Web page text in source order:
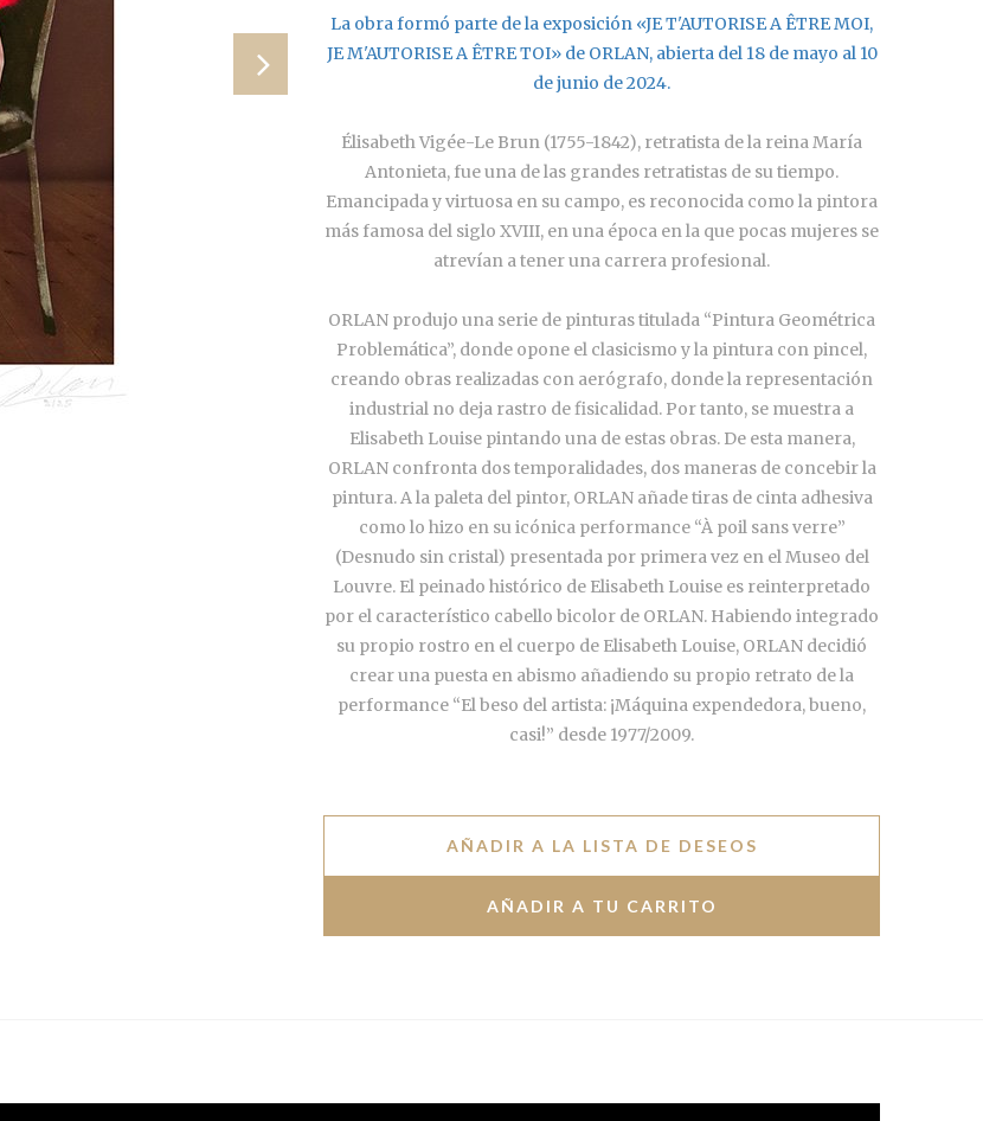
La obra formó parte de la exposición «JE T'AUTORISE A ÊTRE MOI,
JE M'AUTORISE A ÊTRE TOI» de ORLAN, abierta del 18 de mayo al 10
de junio de 2024.
Élisabeth Vigée-Le Brun (1755-1842), retratista de la reina María
Antonieta, fue una de las grandes retratistas de su tiempo.
Emancipada y virtuosa en su campo, es reconocida como la pintora
más famosa del siglo XVIII, en una época en la que pocas mujeres se
atrevían a tener una carrera profesional.
ORLAN produjo una serie de pinturas titulada “Pintura Geométrica
Problemática”, donde opone el clasicismo y la pintura con pincel,
creando obras realizadas con aerógrafo, donde la representación
industrial no deja rastro de fisicalidad. Por tanto, se muestra a
Elisabeth Louise pintando una de estas obras. De esta manera,
ORLAN confronta dos temporalidades, dos maneras de concebir la
pintura. A la paleta del pintor, ORLAN añade tiras de cinta adhesiva
como lo hizo en su icónica performance “À poil sans verre”
(Desnudo sin cristal) presentada por primera vez en el Museo del
Louvre. El peinado histórico de Elisabeth Louise es reinterpretado
por el característico cabello bicolor de ORLAN. Habiendo integrado
su propio rostro en el cuerpo de Elisabeth Louise, ORLAN decidió
crear una puesta en abismo añadiendo su propio retrato de la
performance “El beso del artista: ¡Máquina expendedora, bueno,
casi!” desde 1977/2009.
AÑADIR A LA LISTA DE DESEOS